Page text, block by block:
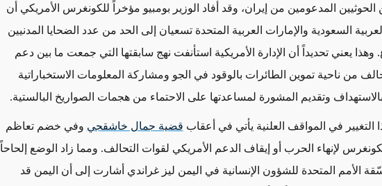
الحوثيين المدعومين من إيران، وقد أفاد الوزير بومبيو مؤخراً للكونغرس الأمريكي أن
السعودية والإمارات العربية المتحدة تسعيان إلى الحد من عدد الضحايا المدنيين
وهذا يعني تحديداً أن الإدارة الأمريكية استأنفت نهج سابقتها التي جمعت ما بين دعم
من ناحية تموين الطائرات بالوقود في الجو ومشاركة المعلومات الاستخباراتية
بالاستهداف وتقديم المشورة لمساعدتها على الاحتماء من هجمات الصواريخ البالستية.
التغيير في المواقف العلنية يأتي في أعقاب قضية جمال خاشقجي وفي خضم تعاظم
لإنهاء الحرب أو إيقاف الدعم الأمريكي لقوات التحالف. ومما زاد الوضع إلحاحاً
الأمم المتحدة للشؤون الإنسانية في اليمن ليز غراندي أشارت إلى أن اليمن قد